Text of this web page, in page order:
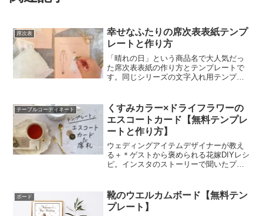
席次表
幸せなふたりの席次表表紙テンプ
レートと作り方
「晴れの日」という商品名で大人気だっ
た席次表表紙の作り方とテンプレートで
す。同じシリーズの文字入れ用テンプレ
ジ目：席次表 4ページ目：メニューの冊
子が出来上がります。作ってみてくださ
いね。
テーブルコーディネート
くすみカラー×ドライフラワーの
エスコートカード【無料テンプレ
ートと作り方】
ウェディングアイテムデザイナーが教え
る＋＊ゲストから褒められる花嫁DIYレシ
ピ。インスタのストーリーで聞いたプレ
しいという声が多かったので早速作って
みました。
ボード
靴のウエルカムボード【無料テン
プレート】